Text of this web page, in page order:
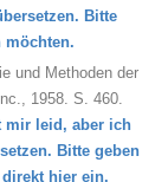
Bitte
möchten.
und Methoden der
1958. S. 460.
mir leid, aber ich
Bitte geben
hier ein.